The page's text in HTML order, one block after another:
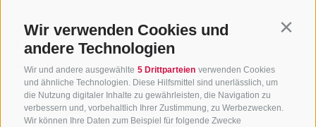
Wir verwenden Cookies und
andere Technologien
Wir und andere ausgewählte 5 Drittparteien verwenden Cookies
und ähnliche Technologien. Diese Hilfsmittel sind unerlässlich, um
die Nutzung digitaler Inhalte zu gewährleisten, die Navigation zu
verbessern und, vorbehaltlich Ihrer Zustimmung, zu Werbezwecken.
Wir können Ihre Daten zum Beispiel für folgende Zwecke
Für die Online-Anmeldung zu den verschiedene
Aktivitäten besuchen Sie unser
GästeinformationssystemGuestnet.